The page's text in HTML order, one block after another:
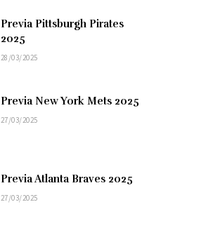
Previa Pittsburgh Pirates
2025
28/03/2025
Previa New York Mets 2025
27/03/2025
Previa Atlanta Braves 2025
27/03/2025